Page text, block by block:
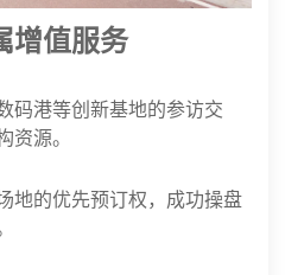
增值服务
码港等创新基地的参访交
资源。
地的优先预订权，成功操盘